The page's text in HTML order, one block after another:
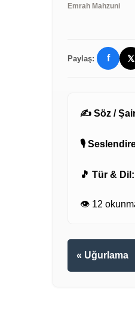
Emrah Mahzuni
Paylaş: f 𝕏
✍️ Söz /
🎙️
🎵 Tür & Dil:
👁️ 12
« Uğurlama